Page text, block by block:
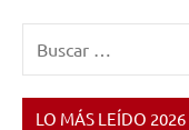
LO MÁS LEÍDO 2026